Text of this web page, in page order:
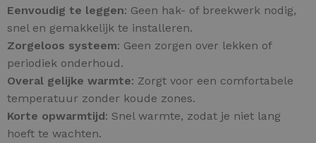
Eenvoudig te leggen: Geen hak- of breekwerk nodig,
snel en gemakkelijk te installeren.
Zorgeloos systeem: Geen zorgen over lekken of
periodiek onderhoud.
Overal gelijke warmte: Zorgt voor een comfortabele
temperatuur zonder koude zones.
Korte opwarmtijd: Snel warmte, zodat je niet lang
hoeft te wachten.